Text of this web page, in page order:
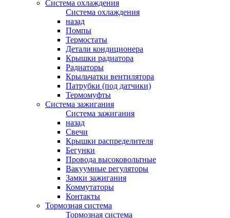
Система охлаждения
Система охлаждения
назад
Помпы
Термостаты
Детали кондиционера
Крышки радиатора
Радиаторы
Крыльчатки вентилятора
Патрубки (под датчики)
Термомуфты
Система зажигания
Система зажигания
назад
Свечи
Крышки распределителя
Бегунки
Провода высоковольтные
Вакуумные регуляторы
Замки зажигания
Коммутаторы
Контакты
Тормозная система
Тормозная система